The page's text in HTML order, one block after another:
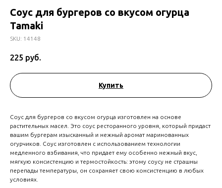
Соус для бургеров со вкусом огурца
Tamaki
SKU: 14148
225 руб.
Купить
Соус для бургеров со вкусом огурца изготовлен на основе
растительных масел. Это соус ресторанного уровня, который придаст
вашим бургерам изысканный и нежный аромат маринованных
огурчиков. Соус изготовлен с использованием технологии
медленного взбивания, что придает ему особенно нежный вкус,
мягкую консистенцию и термостойкость: этому соусу не страшны
перепады температуры, он сохраняет свою консистенцию в любых
условиях.